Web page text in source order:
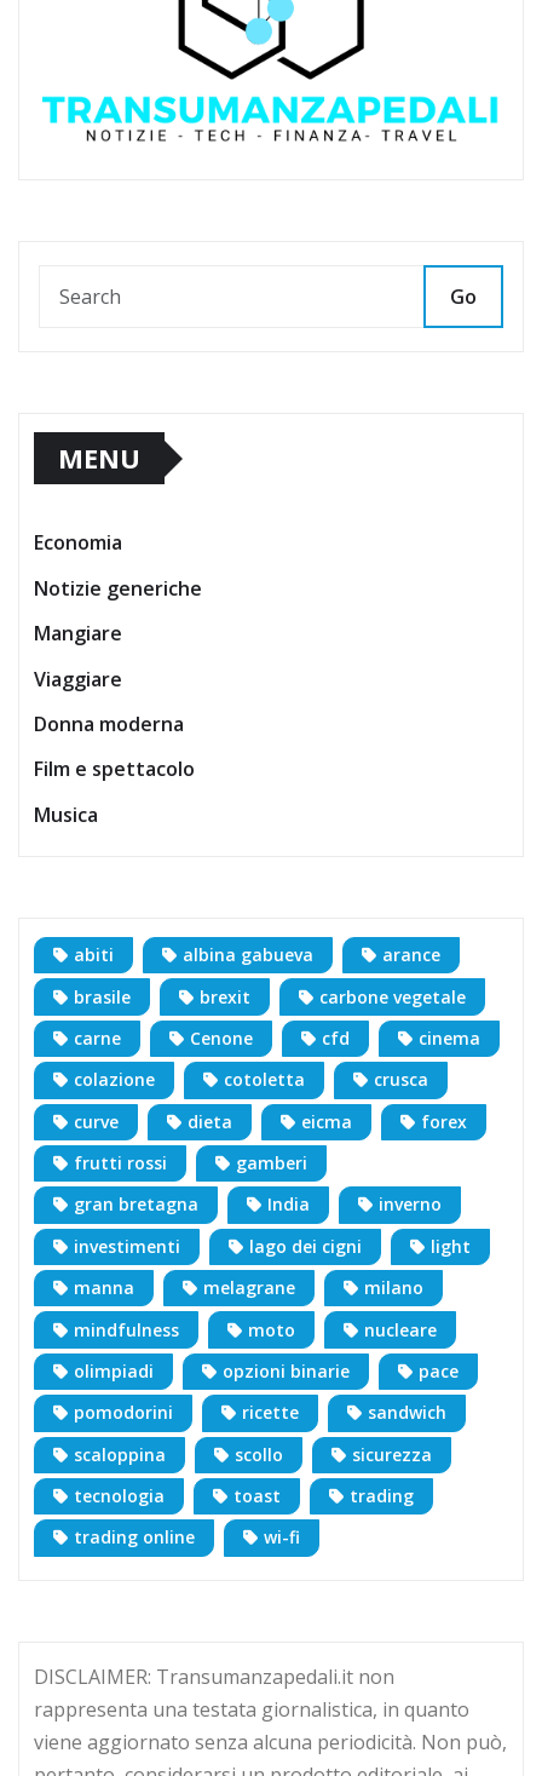
Go
MENU
Economia
Notizie generiche
Mangiare
Viaggiare
Donna moderna
Film e spettacolo
Musica
abiti albina gabueva
arance
brasile
brexit
carbone vegetale
carne
Cenone cfd
cinema
colazione
cotoletta
crusca
curve
dieta eicma
forex
frutti rossi
gamberi
gran bretagna
India
inverno
investimenti
lago dei cigni
light
manna
melagrane
milano
mindfulness
moto
nucleare
olimpiadi
opzioni binarie
pace
pomodorini
ricette
sandwich
scaloppina
scollo
sicurezza
tecnologia
toast
trading
trading online
wi-fi
DISCLAIMER: Transumanzapedali.it non
rappresenta una testata giornalistica, in quanto
viene aggiornato senza alcuna periodicità. Non può,